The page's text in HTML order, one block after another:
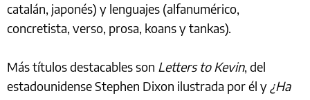
catalán, japonés) y lenguajes (alfanumérico,
concretista, verso, prosa, koans y tankas).
Más títulos destacables son Letters to Kevin, del
estadounidense Stephen Dixon ilustrada por él y ¿Ha